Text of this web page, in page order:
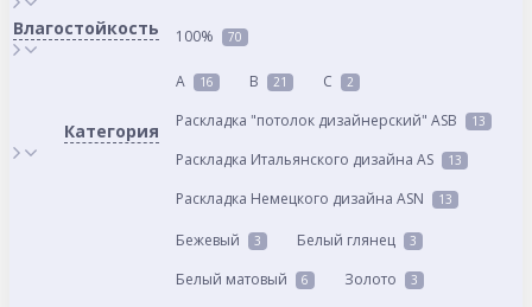
Влагостойкость 100% 70
Категория
A 16 B 21 C 2
Раскладка "потолок дизайнерский" ASB 13
Раскладка Итальянского дизайна AS 13
Раскладка Немецкого дизайна АSN 13
Бежевый 3 Белый глянец 3
Белый матовый 6 Золото 3